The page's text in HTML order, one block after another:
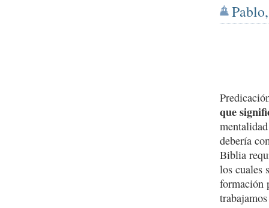
que
debería
Biblia
los cuales
formación